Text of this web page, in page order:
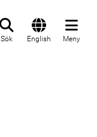
Sök English Meny